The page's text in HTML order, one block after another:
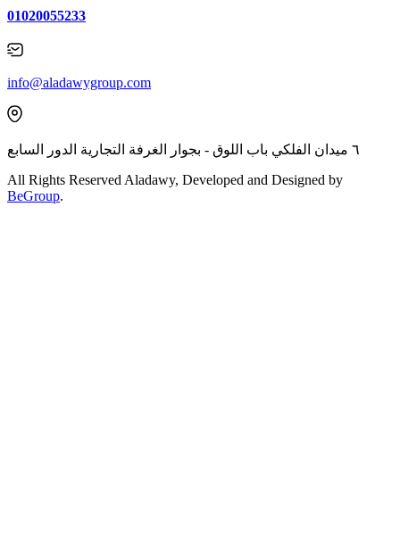
01020055233
info@aladawygroup.com
٦ ميدان الفلكي باب اللوق - بجوار الغرفة التجارية الدور السابع
All Rights Reserved Aladawy, Developed and Designed by
BeGroup.